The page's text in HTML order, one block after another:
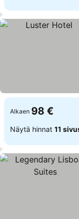
Alkaen 98 €
Näytä hinnat 11